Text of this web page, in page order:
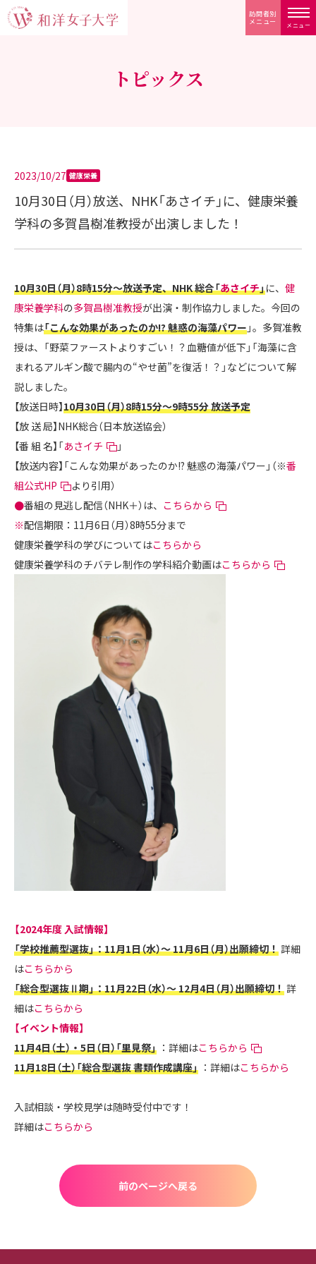
メニュー
訪問者別
メニュー
トピックス
2023/10/27 健康栄養
10月30日（月）放送、NHK「あさイチ」に、健康栄養
学科の多賀昌樹准教授が出演しました！
10月30日（月）8時15分～放送予定、NHK 総合「あさイチ」に、 健
康栄養学科の多賀昌樹准教授が出演・制作協力しました。今回の
特集は「こんな効果があったのか!? 魅惑の海藻パワー」。多賀准教
授は、「野菜ファーストよりすごい！？血糖値が低下」「海藻に含
まれるアルギン酸で腸内の“やせ菌”を復活！？」などについて解
説しました。
【放送日時】10月30日（月）8時15分～9時55分 放送予定
【放 送 局】NHK総合（日本放送協会）
【番 組 名】「あさイチ
」
【放送内容】「こんな効果があったのか!? 魅惑の海藻パワー」（※番
組公式HP
より引用）
●番組の見逃し配信（NHK＋）は、 こちらから
※配信期限：11月6日（月）8時55分まで
健康栄養学科の学びについてはこちらから
健康栄養学科のチバテレ制作の学科紹介動画はこちらから
【2024年度 入試情報】
「学校推薦型選抜」：11月1日（水）～ 11月6日（月）出願締切！詳細
はこちらから
「総合型選抜Ⅱ期」：11月22日（水）～ 12月4日（月）出願締切！詳
細はこちらから
【イベント情報】
11月4日（土）・5日（日）「里見祭」 ：詳細はこちらから
11月18日（土）「総合型選抜 書類作成講座」 ：詳細はこちらから
入試相談・学校見学は随時受付中です！
詳細はこちらから
前のページへ戻る